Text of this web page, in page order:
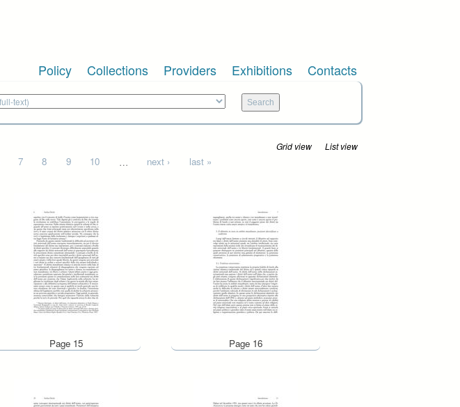
Policy Collections Providers Exhibitions Contacts
Grid view List view
7 8 9 10 … next › last »
Page 15 Page 16